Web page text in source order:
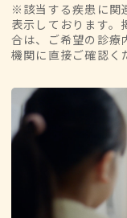
※該当する疾患に関
表示しております。
合は、ご希望の診療
機関に直接ご確認く